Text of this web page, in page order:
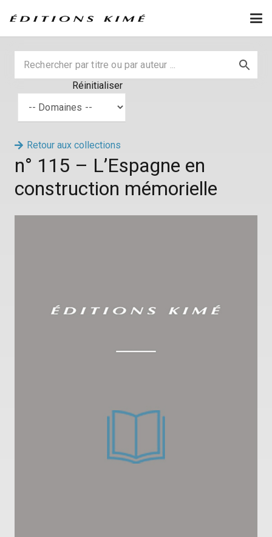
Réinitialiser
Retour aux collections
n° 115 – L’Espagne en
construction mémorielle